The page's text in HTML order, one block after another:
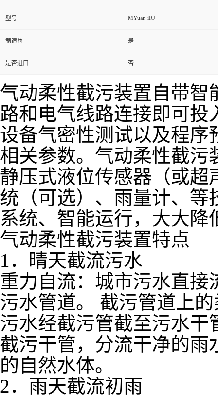
型号 MYuan-iRJ
制造商 是
是否进口 否
气动柔性截污装置自带智
路和电气线路连接即可
设备气密性测试以及程序
相关参数。气动柔性截污
静压式液位传感器（或超
统（可选）、雨量计、等
系统、智能运行，大大
气动柔性截污装置特点
1．晴天截流污水
重力自流：城市污水直
污水管道。 截污管道上
污水经截污管截至污水
截污干管，分流干净的雨
的自然水体。
2．雨天截流初雨